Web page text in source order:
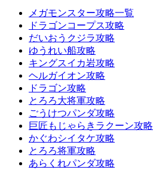
メガモンスター攻略一覧
ドラゴンコープス攻略
だいおうクジラ攻略
ゆうれい船攻略
キングスイカ岩攻略
ヘルガイオン攻略
ドラゴン攻略
とろろ大将軍攻略
ごうけつパンダ攻略
巨匠もじゃらきラクーン攻略
かぐわシイタケ攻略
とろろ将軍攻略
あらくれパンダ攻略